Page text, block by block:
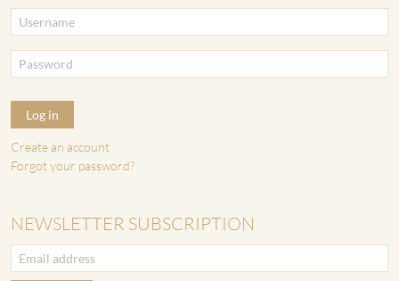
Log in
Create an account
Forgot your password?
NEWSLETTER SUBSCRIPTION